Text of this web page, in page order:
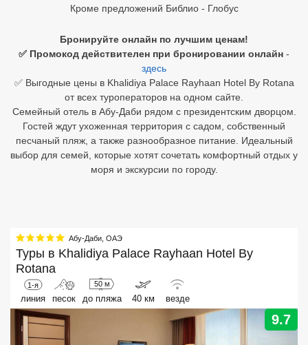
Кроме предложений Библио - Глобус
Бронируйте онлайн по лучшим ценам!
✅ Промокод действителен при бронировании онлайн -
здесь
✅ Выгодные цены в Khalidiya Palace Rayhaan Hotel By Rotana
от всех туроператоров на одном сайте.
Семейный отель в Абу-Даби рядом с президентским дворцом.
Гостей ждут ухоженная территория с садом, собственный
песчаный пляж, а также разнообразное питание. Идеальный
выбор для семей, которые хотят сочетать комфортный отдых у
моря и экскурсии по городу.
Абу-Даби, ОАЭ
Туры в Khalidiya Palace Rayhaan Hotel By
Rotana
1-я
линия песок
50 м
до пляжа 40 км везде
9.7
Куба
Шри Ланка
Бали
Вьетнам
Хайнань
Абхазия
Большой Сочи
Кав Мин Воды